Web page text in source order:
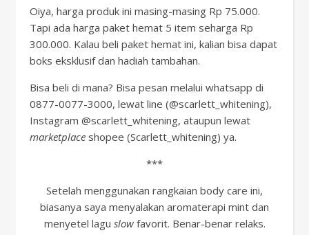
Oiya, harga produk ini masing-masing Rp 75.000.
Tapi ada harga paket hemat 5 item seharga Rp
300.000. Kalau beli paket hemat ini, kalian bisa dapat
boks eksklusif dan hadiah tambahan.
Bisa beli di mana? Bisa pesan melalui whatsapp di
0877-0077-3000, lewat line (@scarlett_whitening),
Instagram @scarlett_whitening, ataupun lewat
marketplace shopee (Scarlett_whitening) ya.
***
Setelah menggunakan rangkaian body care ini,
biasanya saya menyalakan aromaterapi mint dan
menyetel lagu slowfavorit. Benar-benar relaks.